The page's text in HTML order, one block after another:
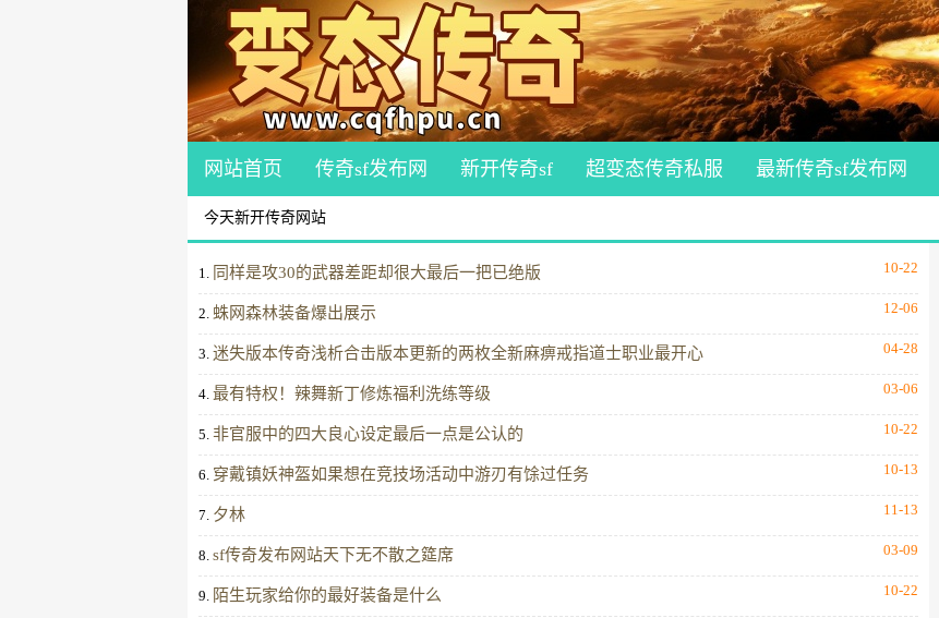
网站首页 传奇sf发布网 新开传奇sf 超变态传奇私服 最新传奇sf发布网
今天新开传奇网站
10-22
1. 同样是攻30的武器差距却很大最后一把已绝版
12-06
2. 蛛网森林装备爆出展示
04-28
3. 迷失版本传奇浅析合击版本更新的两枚全新麻痹戒指道士职业最开心
03-06
4. 最有特权！辣舞新丁修炼福利洗练等级
10-22
5. 非官服中的四大良心设定最后一点是公认的
10-13
6. 穿戴镇妖神盔如果想在竞技场活动中游刃有馀过任务
11-13
7. 夕林
03-09
8. sf传奇发布网站天下无不散之筵席
10-22
9. 陌生玩家给你的最好装备是什么